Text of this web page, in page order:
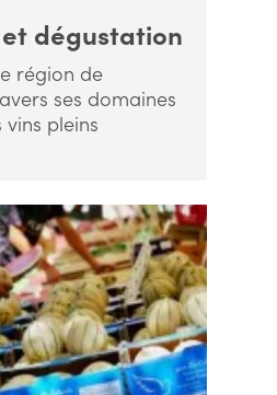
dégustation
région de
ses domaines
vins pleins